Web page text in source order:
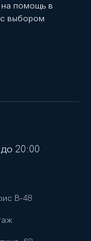
на помощь в
выбором
20:00
B-48